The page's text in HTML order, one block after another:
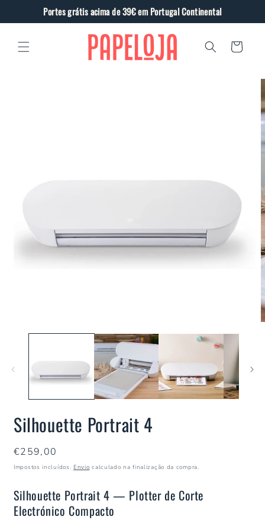
conteúdo
Portes grátis acima de 39€ em Portugal Continental
Carrinho
Silhouette Portrait 4
Preço
normal
€259,00
Impostos incluídos. Envio calculado na finalização da compra.
Silhouette Portrait 4 — Plotter de Corte
Electrónico Compacto